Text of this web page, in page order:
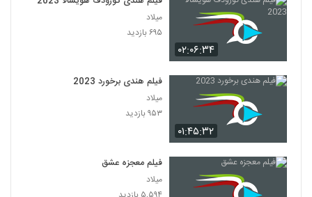
فیلم سینمایی ( خزنده ) 2019
فیلم سینمایی ( سری و خشن ) 2019
فیلم سینمایی ( شیر شاه ) 2019
فیلم سینمایی ( جوکر ) 2019
۰۲:۰۶:۳۴
میلاد
۶۹۵ بازدید
۰۱:۴۵:۳۲
فیلم هندی برخورد 2023
میلاد
۹۵۳ بازدید
فیلم معجزه عشق
میلاد